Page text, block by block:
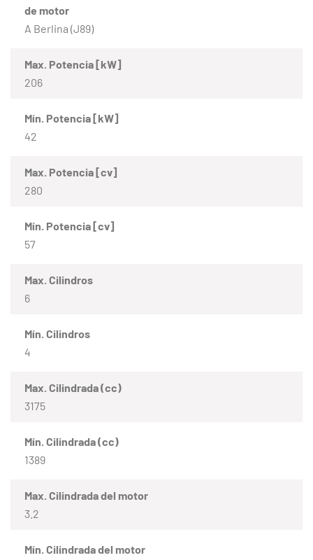
de motor
A Berlina (J89)
Max. Potencia [kW]
206
Mín. Potencia [kW]
42
Max. Potencia [cv]
280
Mín. Potencia [cv]
57
Max. Cilindros
6
Mín. Cilindros
4
Max. Cilindrada (cc)
3175
Mín. Cilindrada (cc)
1389
Max. Cilindrada del motor
3.2
Mín. Cilindrada del motor